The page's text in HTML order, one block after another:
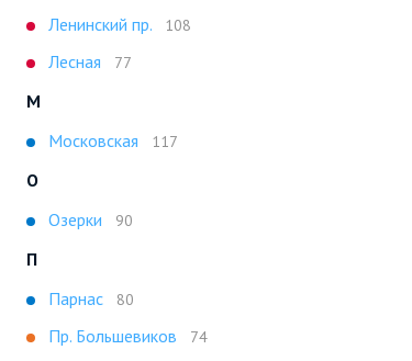
Ленинский пр. 108
Лесная 77
М
Московская
117
О
Озерки
90
П
Парнас
80
Пр. Большевиков 74